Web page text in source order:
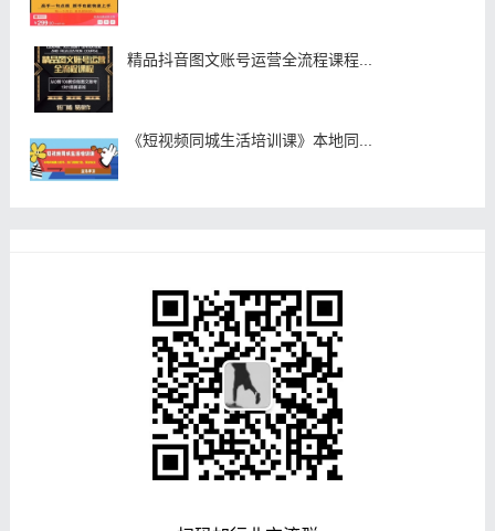
精品抖音图文账号运营全流程课程...
《短视频同城生活培训课》本地同...